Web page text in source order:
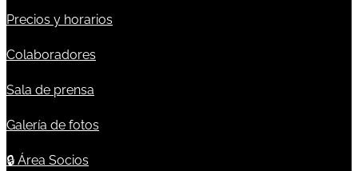
Precios y horarios
Colaboradores
Sala de prensa
Galería de fotos
🔒 Área Socios